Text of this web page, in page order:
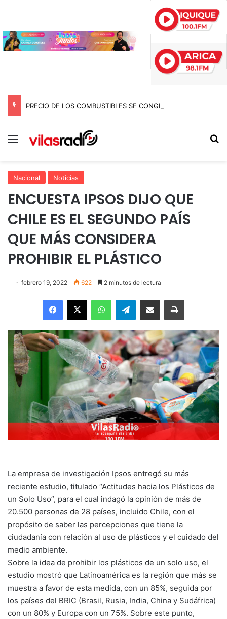
Menú
Nacional Noticias
ENCUESTA IPSOS DIJO QUE
CHILE ES EL SEGUNDO PAÍS
QUE MÁS CONSIDERA
PROHIBIR EL PLÁSTICO
febrero 19, 2022 622 2 minutos de lectura
Facebook
X WhatsAppTelegramEnviar vía email Imprimir
La empresa de investigación Ipsos entregó su más
reciente estudio, titulado “Actitudes hacia los Plásticos de
un Solo Uso”, para el cual indagó la opinión de más de
20.500 personas de 28 países, incluido Chile, con el
propósito de saber las percepciones que tiene la
ciudadanía con relación al uso de plásticos y el cuidado del
medio ambiente.
Sobre la idea de prohibir los plásticos de un solo uso, el
estudio mostró que Latinoamérica es la región que más se
muestra a favor de esta medida, con un 85%, seguida por
los países del BRIC (Brasil, Rusia, India, China y Sudáfrica)
con un 80% y Europa con un 75%. Sobre este punto,